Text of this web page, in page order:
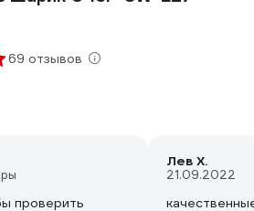
69 отзывов
проверить
Лев Х.
21.09.2022